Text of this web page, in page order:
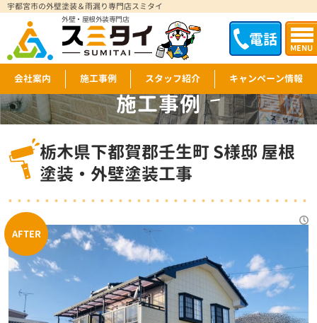
電話 MENU
宇都宮市の外壁塗装＆雨漏り専門店スミタイ
外壁・屋根外装専門店
会社案内 施工事例 スタッフ紹介 キャンペーン情報
施工事例
WORKS
栃木県下都賀郡壬生町 S様邸 屋根
塗装・外壁塗装工事